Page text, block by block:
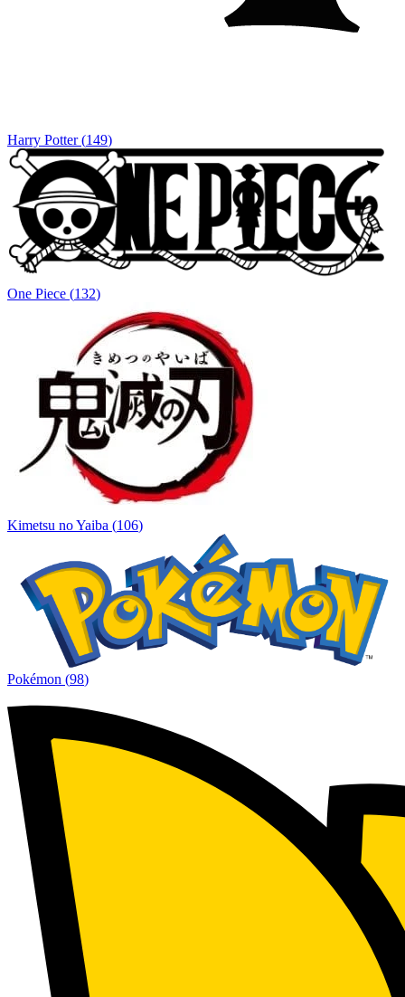
Harry Potter (149)
One Piece (132)
Kimetsu no Yaiba (106)
Pokémon (98)